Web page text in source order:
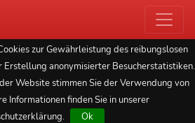
zur Gewährleistung des reibungslosen
Erstellung anonymisierter Besucherstatistiken.
Website stimmen Sie der Verwendung von
Informationen finden Sie in unserer
Ok